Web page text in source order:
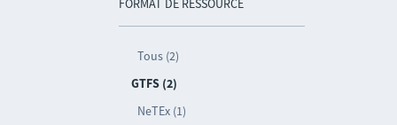
FORMAT DE RESSOURCE
Tous (2)
GTFS (2)
NeTEx (1)